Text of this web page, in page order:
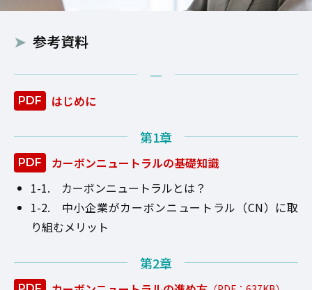
参考資料
―
はじめに
第1章
カーボンニュートラルの基礎知識
カーボンニュートラルとは？
中小企業がカーボンニュートラル（CN）に取
り組むメリット
第2章